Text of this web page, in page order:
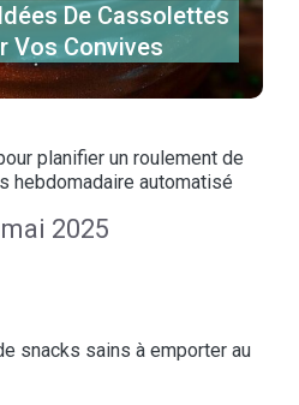
De Cassolettes
Vos Convives
planifier un roulement de
hebdomadaire automatisé
2025
snacks sains à emporter au